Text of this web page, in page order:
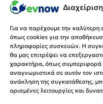
Για να παρέχουμε την καλύτερη
όπως cookies για την
πληροφορίες συσκευών. Η
θα μας επιτρέψει να
χαρακτήρα, όπως συμπεριφορά
αναγνωριστικά σε αυτόν τον
ανάκληση της συγκατάθεσης,
ορισμένες λειτουργίες και
Λύσεις Φόρτισης
Για το σπίτι
Για δημόσια χρήση
Πληροφορίες
Τρόποι Αποστολής
Επικοινωνία
Δ. Γούναρη 96 & Λεωφ. Κηφισίας,
Μαρούσι Τ.Κ. 15125